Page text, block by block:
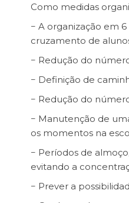
Como medidas
− A organização em
cruzamento de
− Redução do
− Definição de
− Redução do
− Manutenção de
os momentos na
− Períodos de
evitando a
− Prever a